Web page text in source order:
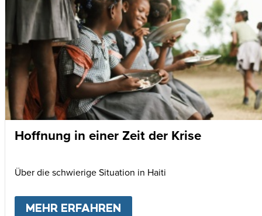
Hoffnung in einer Zeit der Krise
Über die schwierige Situation in Haiti
MEHR ERFAHREN